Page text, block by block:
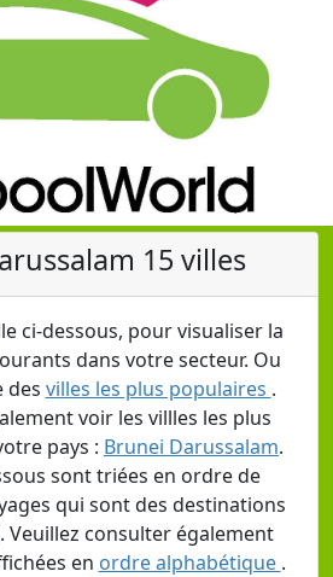
15 villes
ci-dessous, pour visualiser la
dans votre secteur. Ou
des villes les plus populaires .
voir les villles les plus
pays : Brunei Darussalam.
sont triées en ordre de
qui sont des destinations
Veuillez consulter également
en ordre alphabétique .